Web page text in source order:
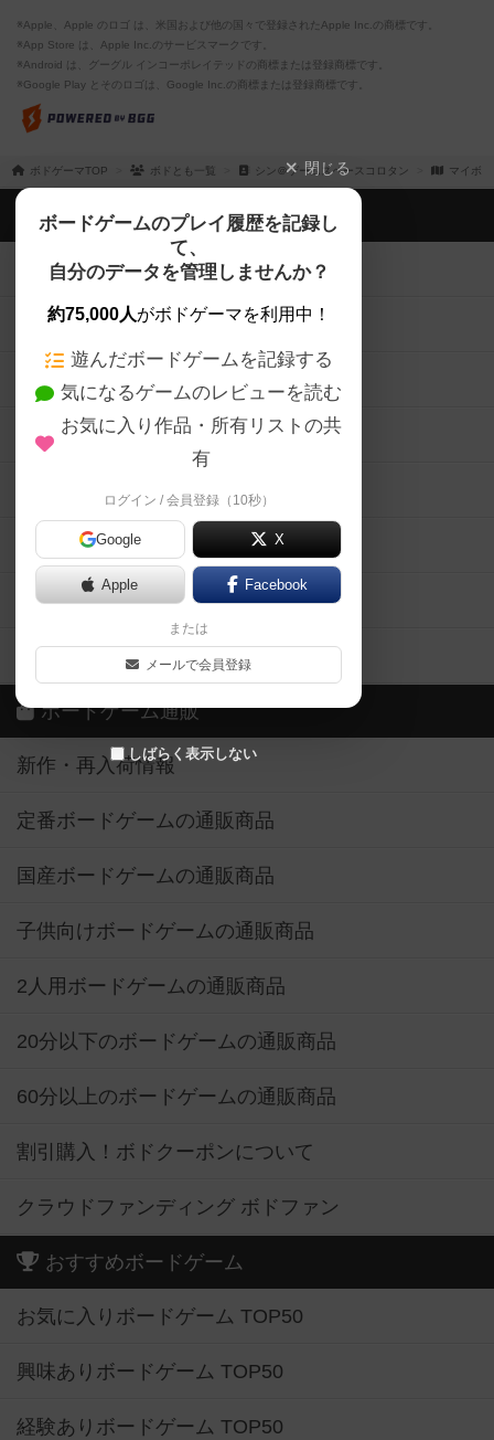
※Apple、Apple のロゴ は、米国および他の国々で登録されたApple Inc.の商標です。
※App Store は、Apple Inc.のサービスマークです。
※Android は、グーグル インコーポレイテッドの商標または登録商標です。
※Google Play とそのロゴは、Google Inc.の商標または登録商標です。
ボドゲーマTOP ボドとも一覧 シン＠ゲームスペースコロタン マイボ
閉じる
ボードゲームのプレイ履歴を記録し
て、
自分のデータを管理しませんか？
約75,000人がボドゲーマを利用中！
遊んだボードゲームを記録する
気になるゲームのレビューを読む
お気に入り作品・所有リストの共
有
ログイン / 会員登録（10秒）
Google X
Apple Facebook
または
メールで会員登録
しばらく表示しない
ボドゲーマTOP
ボードゲームを検索する
ボードゲームの新着レビュー
ボードゲーム会情報
メカニクス特集
掲示板・トピックス
ボドとも・会員一覧
ボードゲーム業界コラム
ボドゲーマご利用案内
ボードゲーム通販
新作・再入荷情報
定番ボードゲームの通販商品
国産ボードゲームの通販商品
子供向けボードゲームの通販商品
2人用ボードゲームの通販商品
20分以下のボードゲームの通販商品
60分以上のボードゲームの通販商品
割引購入！ボドクーポンについて
クラウドファンディング ボドファン
おすすめボードゲーム
お気に入りボードゲーム TOP50
興味ありボードゲーム TOP50
経験ありボードゲーム TOP50